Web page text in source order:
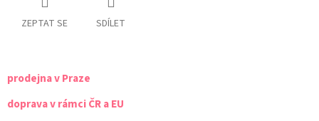
ZEPTAT SE SDÍLET
prodejna v Praze
doprava v rámci ČR a EU